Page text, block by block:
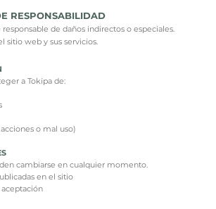
a Tokipa de:
o mal uso)
cambiarse en cualquier momento.
en el sitio
RESPONSABILIDAD
responsable de daños indirectos o especiales.
sitio web y sus servicios.